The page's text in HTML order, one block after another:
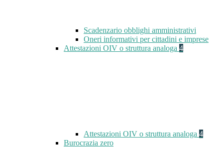
Scadenzario obblighi amministrativi
Oneri informativi per cittadini e imprese
Attestazioni OIV o struttura analoga 4
Attestazioni OIV o struttura analoga 4
Burocrazia zero